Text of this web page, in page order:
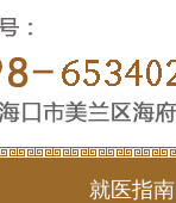
就医指南